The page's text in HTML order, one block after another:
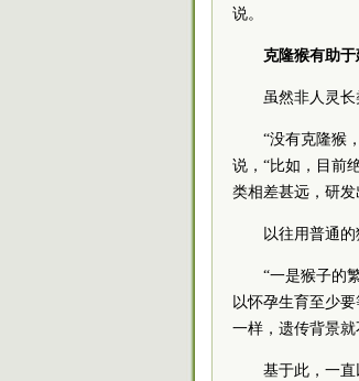
说。
克隆猴有助
虽然非人灵长
“没有克隆猴
说，“比如，目前
类相差甚远，研
以往用普通的
“一是猴子的
以怀孕生育至少
一样，遗传背景就
基于此，一直